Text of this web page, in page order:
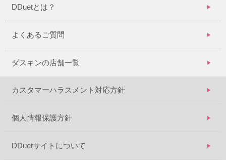
DDuetとは？
よくあるご質問
ダスキンの店舗一覧
カスタマーハラスメント対応方針
個人情報保護方針
DDuetサイトについて